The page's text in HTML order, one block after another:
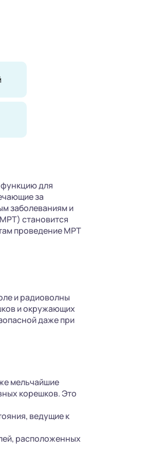
функцию для
за
заболеваниям и
становится
проведение МРТ
и радиоволны
и окружающих
даже при
мельчайшие
корешков. Это
ведущие к
расположенных